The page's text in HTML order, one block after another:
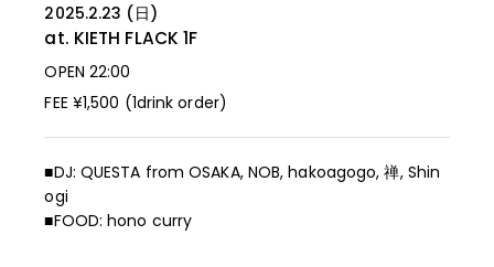
2025.2.23 (日)
at. KIETH FLACK 1F
OPEN 22:00
FEE ¥1,500 (1drink order)
■DJ: QUESTA from OSAKA, NOB, hakoagogo, 禅, Shin
ogi
■FOOD: hono curry